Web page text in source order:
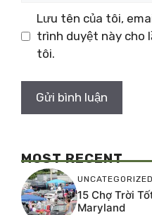
Lưu tên của tôi,
trình duyệt này cho
tôi.
MOST RECENT
UNCATEGORIZED
15 Chợ Trời
Maryland